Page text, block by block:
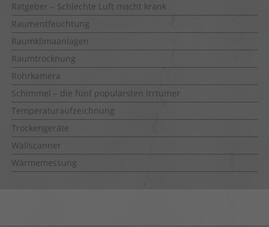
Ratgeber – Schlechte Luft macht krank
Raumentfeuchtung
Raumklimaanlagen
Raumtrocknung
Rohrkamera
Schimmel – die fünf populärsten Irrtümer
Temperaturaufzeichnung
Trockengeräte
Wallscanner
Wärmemessung